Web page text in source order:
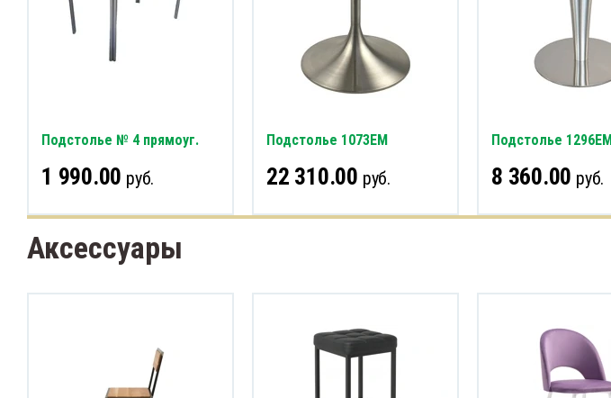
Подстолье № 4 прямоуг.
1 990.00 руб.
Подстолье 1073EM
22 310.00 руб.
Подстолье 1296EM
8 360.00 руб.
Аксессуары